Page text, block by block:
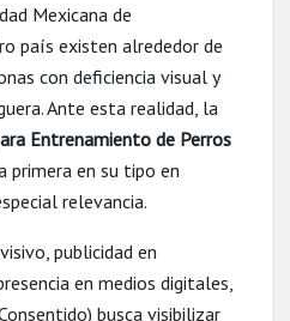
Mexicana de
país existen alrededor de
con deficiencia visual y
Ante esta realidad, la
Entrenamiento de Perros
primera en su tipo en
relevancia.
publicidad en
en medios digitales,
busca visibilizar